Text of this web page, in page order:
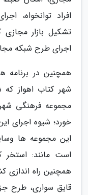
افراد توانخواه،
تشکیل بازار
اجرای طرح شبکه
همچنین در برنامه
شهر کتاب اهواز
مجموعه فرهنگی
خورد؛ شیوه اجرای
این مجموعه ها
است مانند: استخر
همچنین راه اندازی
قایق سواری، طرح